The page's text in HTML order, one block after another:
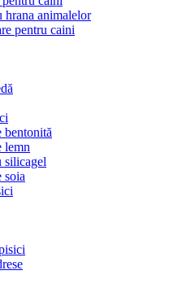
animalelor
pentru caini
bentonită
lemn
silicagel
soia